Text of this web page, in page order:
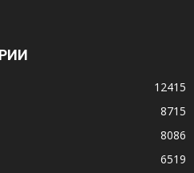
12415
8715
8086
6519